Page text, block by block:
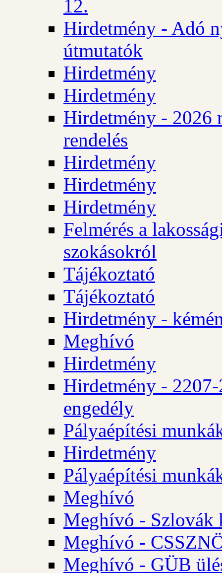
12.
Hirdetmény - Adó
útmutatók
Hirdetmény
Hirdetmény
Hirdetmény - 2026
rendelés
Hirdetmény
Hirdetmény
Hirdetmény
Felmérés a
szokásokról
Tájékoztató
Tájékoztató
Hirdetmény -
Meghívó
Hirdetmény
Hirdetmény -
engedély
Pályaépítési
Hirdetmény
Pályaépítési
Meghívó
Meghívó - Szlovák
Meghívó -
Meghívó - GÜB